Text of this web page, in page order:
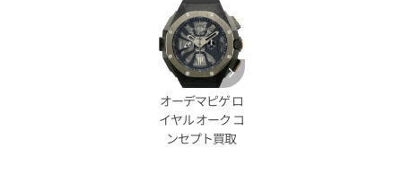
オーデマピゲ ロ
イヤル オーク コ
ンセプト買取